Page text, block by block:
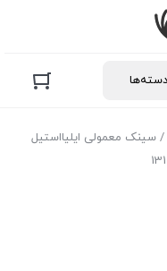
/ سینک معمولی ایلیااستیل